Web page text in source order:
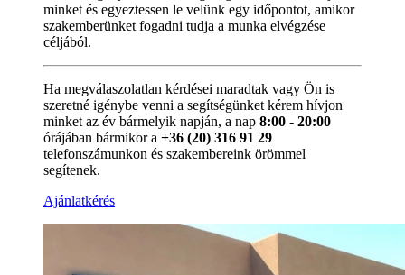
minket és egyeztessen le velünk egy időpontot, amikor
szakemberünket fogadni tudja a munka elvégzése
céljából.
Ha megválaszolatlan kérdései maradtak vagy Ön is
szeretné igénybe venni a segítségünket kérem hívjon
minket az év bármelyik napján, a nap 8:00 - 20:00
órájában bármikor a +36 (20) 316 91 29
telefonszámunkon és szakembereink örömmel
segítenek.
Ajánlatkérés